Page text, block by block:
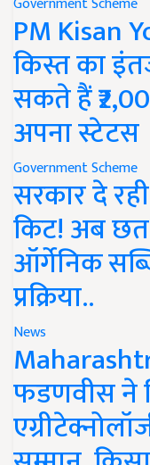
PM Kisan
किस्त का
सकते हैं
अपना स्टेटस
Government Scheme
सरकार दे
किट! अब छत
ऑर्गेनिक
प्रक्रिया..
News
फडणवीस ने